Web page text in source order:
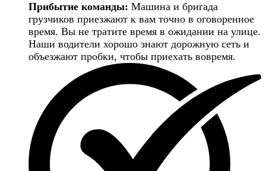
Прибытие команды: Машина и бригада
грузчиков приезжают к вам точно в оговоренное
время. Вы не тратите время в ожидании на улице.
Наши водители хорошо знают дорожную сеть и
объезжают пробки, чтобы приехать вовремя.